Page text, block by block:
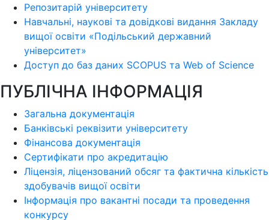
Репозитарій університету
Навчальні, наукові та довідкові видання Закладу
вищої освіти «Подільський державний
університет»
Доступ до баз даних SCOPUS та Web of Science
ПУБЛІЧНА ІНФОРМАЦІЯ
Загальна документація
Банківські реквізити університету
Фінансова документація
Сертифікати про акредитацію
Ліцензія, ліцензований обсяг та фактична кількість
здобувачів вищої освіти
Інформація про вакантні посади та проведення
конкурсу